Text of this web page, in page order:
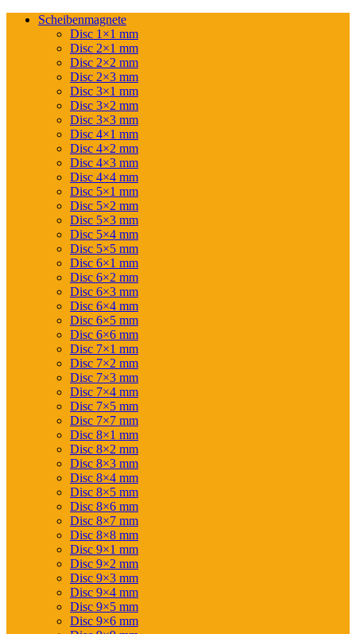
Scheibenmagnete
Disc 1×1 mm
Disc 2×1 mm
Disc 2×2 mm
Disc 2×3 mm
Disc 3×1 mm
Disc 3×2 mm
Disc 3×3 mm
Disc 4×1 mm
Disc 4×2 mm
Disc 4×3 mm
Disc 4×4 mm
Disc 5×1 mm
Disc 5×2 mm
Disc 5×3 mm
Disc 5×4 mm
Disc 5×5 mm
Disc 6×1 mm
Disc 6×2 mm
Disc 6×3 mm
Disc 6×4 mm
Disc 6×5 mm
Disc 6×6 mm
Disc 7×1 mm
Disc 7×2 mm
Disc 7×3 mm
Disc 7×4 mm
Disc 7×5 mm
Disc 7×7 mm
Disc 8×1 mm
Disc 8×2 mm
Disc 8×3 mm
Disc 8×4 mm
Disc 8×5 mm
Disc 8×6 mm
Disc 8×7 mm
Disc 8×8 mm
Disc 9×1 mm
Disc 9×2 mm
Disc 9×3 mm
Disc 9×4 mm
Disc 9×5 mm
Disc 9×6 mm